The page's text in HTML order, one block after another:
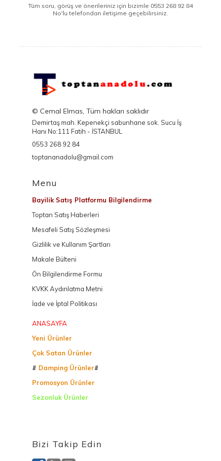
Tüm soru, görüş ve önerileriniz için bizimle 0553 268 92 84
No'lu telefondan iletişime geçebilirsiniz.
© Cemal Elmas, Tüm hakları saklıdır
Demirtaş mah. Kepenekçi sabunhane sok. Sucu İş
Hanı No:111 Fatih - İSTANBUL
0553 268 92 84
toptananadolu@gmail.com
Menu
Bayilik Satış Platformu Bilgilendirme
Toptan Satış Haberleri
Mesafeli Satış Sözleşmesi
Gizlilik ve Kullanım Şartları
Makale Bülteni
Ön Bilgilendirme Formu
KVKK Aydınlatma Metni
İade ve İptal Politikası
ANASAYFA
Yeni Ürünler
Çok Satan Ürünler
# Damping Ürünler#
Promosyon Ürünler
Sezonluk Ürünler
Bizi Takip Edin